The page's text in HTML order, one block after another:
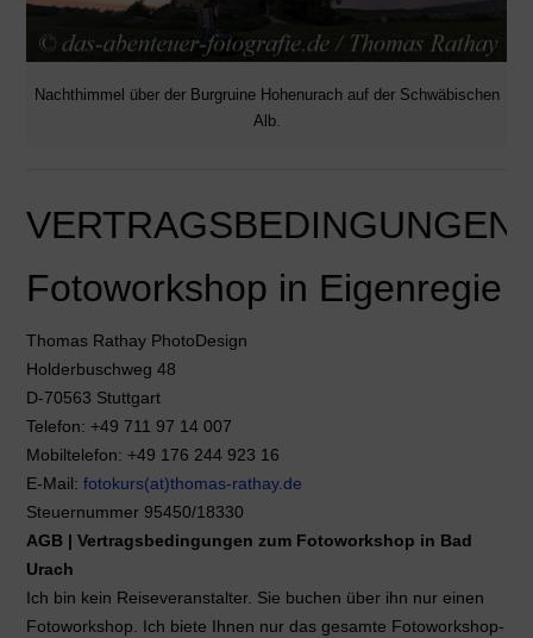
Nachthimmel über der Burgruine Hohenurach auf der Schwäbischen
Alb.
VERTRAGSBEDINGUNGEN
Fotoworkshop in Eigenregie
Thomas Rathay PhotoDesign
Holderbuschweg 48
D-70563 Stuttgart
Telefon: +49 711 97 14 007
Mobiltelefon: +49 176 244 923 16
E-Mail: fotokurs(at)thomas-rathay.de
Steuernummer 95450/18330
AGB | Vertragsbedingungen zum Fotoworkshop in Bad
Urach
Ich bin kein Reiseveranstalter. Sie buchen über ihn nur einen
Fotoworkshop. Ich biete Ihnen nur das gesamte Fotoworkshop-